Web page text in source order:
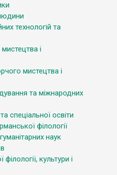
технологій та
і
мистецтва і
та міжнародних
спеціальної освіти
філології
наук
культури і